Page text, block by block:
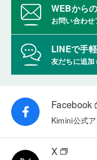
WEBから
お問い合わ
LINEで手
友だちに追加
Facebook
Kimini公式
X